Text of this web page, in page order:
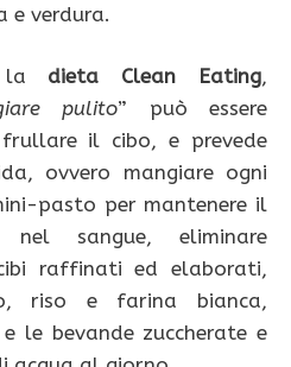
verdura.
la dieta Clean Eating,
pulito” può essere
il cibo, e prevede
ovvero mangiare ogni
pasto per mantenere il
sangue, eliminare
raffinati ed elaborati,
riso e farina bianca,
le bevande zuccherate e